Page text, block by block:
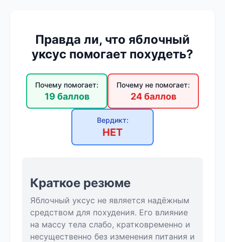
Правда ли, что яблочный
уксус помогает похудеть?
Почему помогает:
19 баллов
Почему не помогает:
24 баллов
Вердикт:
НЕТ
Краткое резюме
Яблочный уксус не является надёжным
средством для похудения. Его влияние
на массу тела слабо, кратковременно и
несущественно без изменения питания и